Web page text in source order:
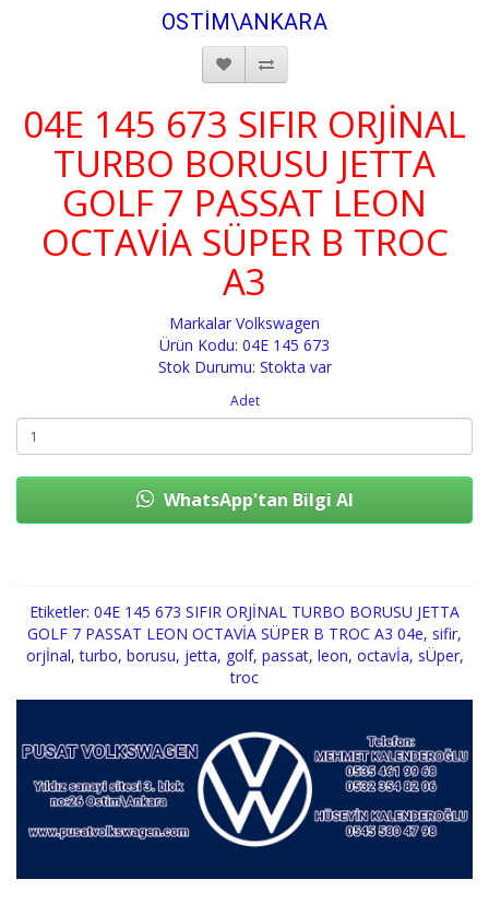
OSTİM\ANKARA
04E 145 673 SIFIR ORJİNAL
TURBO BORUSU JETTA
GOLF 7 PASSAT LEON
OCTAVİA SÜPER B TROC
A3
Markalar Volkswagen
Ürün Kodu: 04E 145 673
Stok Durumu: Stokta var
Adet
WhatsApp'tan Bilgi Al
Etiketler: 04E 145 673 SIFIR ORJİNAL TURBO BORUSU JETTA
GOLF 7 PASSAT LEON OCTAVİA SÜPER B TROC A3 04e, sifir,
orjİnal,turbo, borusu, jetta, golf, passat, leon, octavİa, sÜper,
troc